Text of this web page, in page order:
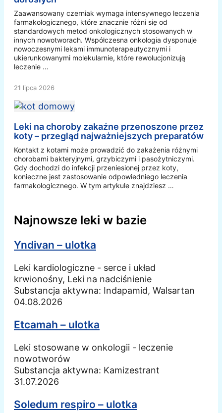
Zaawansowany czerniak wymaga intensywnego leczenia
farmakologicznego, które znacznie różni się od
standardowych metod onkologicznych stosowanych w
innych nowotworach. Współczesna onkologia dysponuje
nowoczesnymi lekami immunoterapeutycznymi i
ukierunkowanymi molekularnie, które rewolucjonizują
leczenie …
21 lipca 2026
Leki na choroby zakaźne przenoszone przez
koty – przegląd najważniejszych preparatów
Kontakt z kotami może prowadzić do zakażenia różnymi
chorobami bakteryjnymi, grzybiczymi i pasożytniczymi.
Gdy dochodzi do infekcji przeniesionej przez koty,
konieczne jest zastosowanie odpowiedniego leczenia
farmakologicznego. W tym artykule znajdziesz …
Najnowsze leki w bazie
Yndivan – ulotka
Leki kardiologiczne - serce i układ
krwionośny, Leki na nadciśnienie
Substancja aktywna: Indapamid, Walsartan
04.08.2026
Etcamah – ulotka
Leki stosowane w onkologii - leczenie
nowotworów
Substancja aktywna: Kamizestrant
31.07.2026
Soledum respiro – ulotka